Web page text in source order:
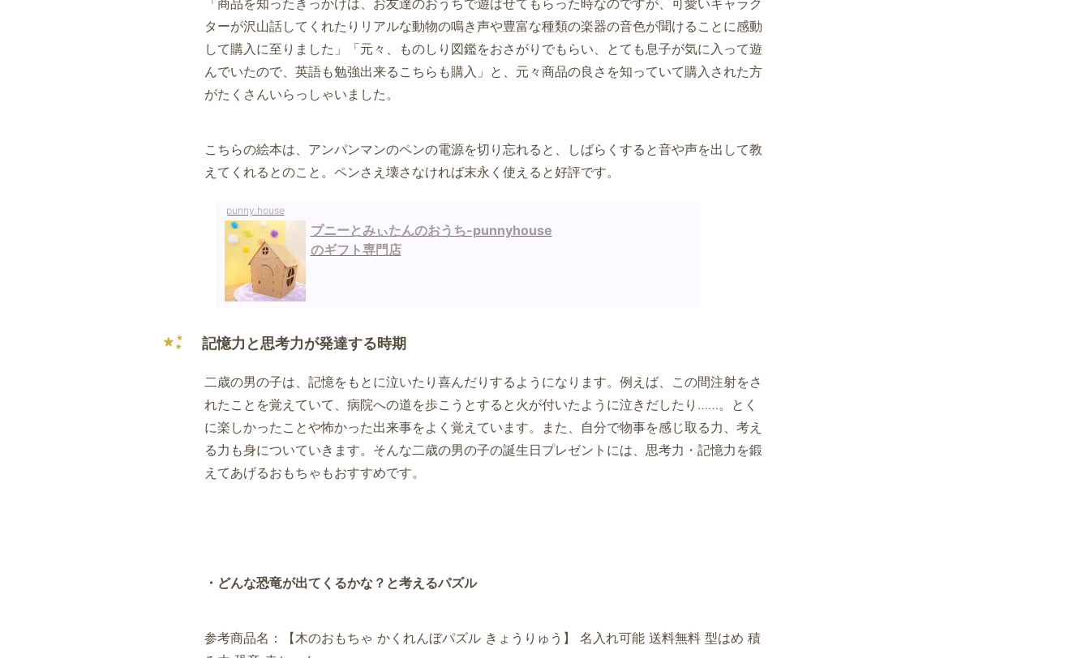
ターが沢山話してくれたりリアルな動物の鳴き声や豊富な種類の楽器の音色が聞けることに感動
して購入に至りました」「元々、ものしり図鑑をおさがりでもらい、とても息子が気に入って遊
んでいたので、英語も勉強出来るこちらも購入」と、元々商品の良さを知っていて購入された方
がたくさんいらっしゃいました。
こちらの絵本は、アンパンマンのペンの電源を切り忘れると、しばらくすると音や声を出して教
えてくれるとのこと。ペンさえ壊さなければ末永く使えると好評です。
punny.house
プニーとみぃたんのおうち-punnyhouse
のギフト専門店
記憶力と思考力が発達する時期
二歳の男の子は、記憶をもとに泣いたり喜んだりするようになります。例えば、この間注射をさ
れたことを覚えていて、病院への道を歩こうとすると火が付いたように泣きだしたり……。とく
に楽しかったことや怖かった出来事をよく覚えています。また、自分で物事を感じ取る力、考え
る力も身についていきます。そんな二歳の男の子の誕生日プレゼントには、思考力・記憶力を鍛
えてあげるおもちゃもおすすめです。
・どんな恐竜が出てくるかな？と考えるパズル
参考商品名：【木のおもちゃ かくれんぼパズル きょうりゅう】 名入れ可能 送料無料 型はめ 積